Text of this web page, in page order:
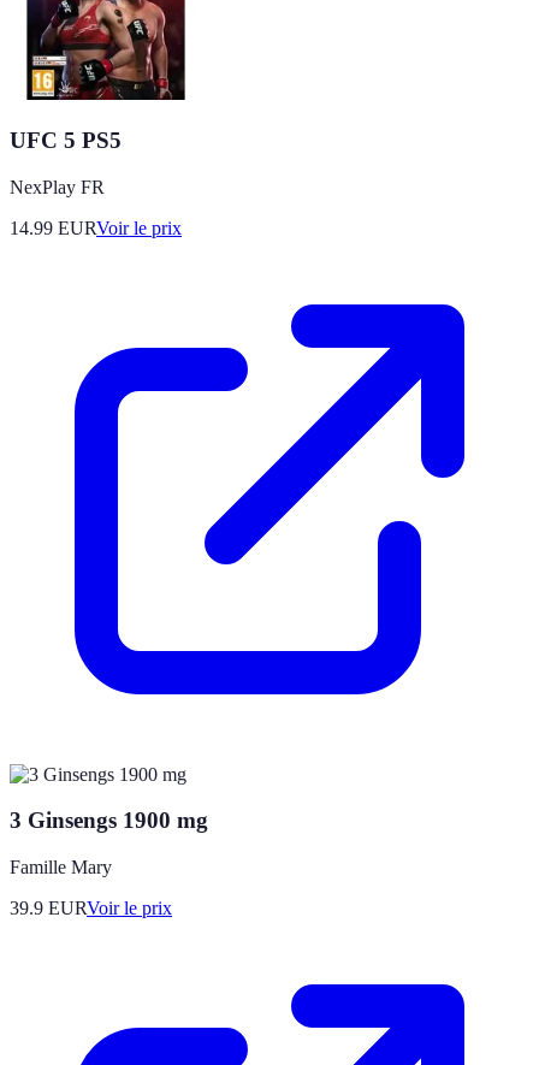
UFC 5 PS5
NexPlay FR
14.99 EURVoir le prix
3 Ginsengs 1900 mg
Famille Mary
39.9 EURVoir le prix